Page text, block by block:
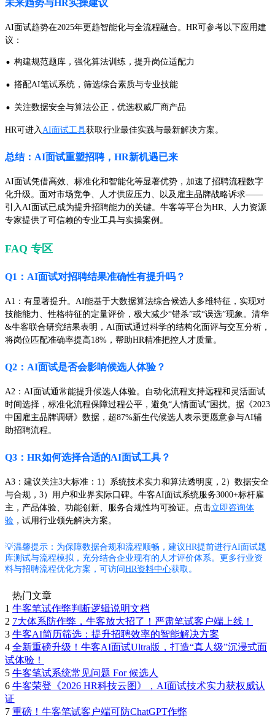
未来趋势与HR实操建议
AI面试趋势在2025年更趋智能化与全流程融合。HR可参考以下应用建
议：
· 构建规范题库，强化算法训练，提升岗位适配力
· 搭配AI笔试系统，筛选综合素质与专业技能
· 关注数据安全与算法公正，优选权威厂商产品
HR可进入AI面试工具获取行业最佳实践与最新解决方案。
总结：AI面试重塑招聘，HR新机遇已来
AI面试凭借高效、标准化和智能化等显著优势，加速了招聘流程数字
化升级。面对市场竞争、人才供应压力、以及雇主品牌战略诉求——
引入AI面试已成为提升招聘能力的关键。牛客等平台为HR、人力资源
专家提供了可信赖的专业工具与实操案例。
FAQ 专区
Q1：AI面试对招聘结果准确性有提升吗？
A1：有显著提升。AI能基于大数据算法综合候选人多维特征，实现对
技能能力、性格特征的定量评价，极大减少“错杀”或“误选”现象。清华
&牛客联合研究结果表明，AI面试通过科学的结构化面评与交互分析，
将岗位匹配准确率提高18%，帮助HR精准把控人才质量。
Q2：AI面试是否会影响候选人体验？
A2：AI面试通常能提升候选人体验。自动化流程支持远程和灵活面试
时间选择，标准化流程保障过程公平，避免“人情面试”困扰。据《2023
中国雇主品牌调研》数据，超87%新生代候选人表示更愿意参与AI辅
助招聘流程。
Q3：HR如何选择合适的AI面试工具？
A3：建议关注3大标准：1）系统技术实力和算法透明度，2）数据安全
与合规，3）用户和业界实际口碑。牛客AI面试系统服务3000+标杆雇
主，产品体验、功能创新、服务合规性均可验证。点击立即咨询体
验 ，试用行业领先解决方案。
💡温馨提示：为保障数据合规和流程顺畅，建议HR提前进行AI面试题
库测试与流程模拟，充分结合企业现有的人才评价体系。更多行业资
料与招聘流程优化方案，可访问HR资料中心获取。
热门文章
1 牛客笔试作弊判断逻辑说明文档
2 7大体系防作弊，牛客放大招了！严肃笔试客户端上线！
3 牛客AI简历筛选：提升招聘效率的智能解决方案
4 全新重磅升级！牛客AI面试Ultra版，打造“真人级”沉浸式面
试体验！
5 牛客笔试系统常见问题 For 候选人
6 牛客荣登《2026 HR科技云图》，AI面试技术实力获权威认
证
7 重磅！牛客笔试客户端可防ChatGPT作弊